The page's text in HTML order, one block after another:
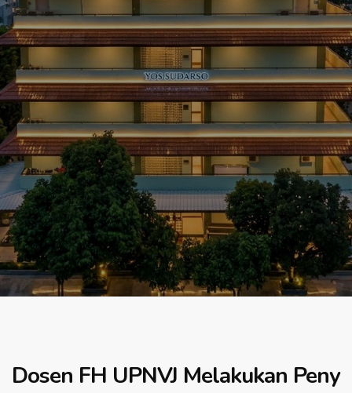
Dosen FH UPNVJ Melakukan Peny